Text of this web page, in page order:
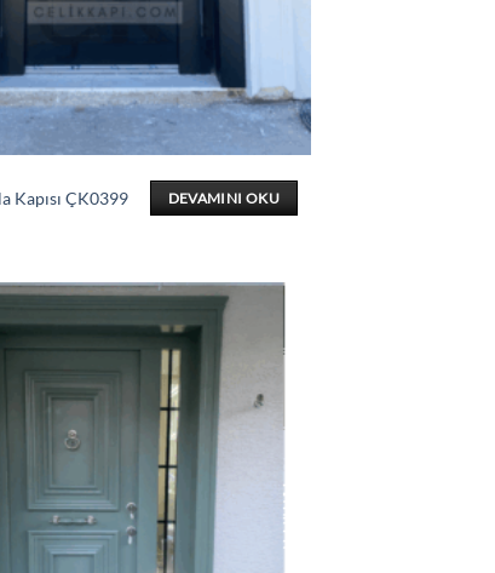
Kapısı ÇK0399 DEVAMINI OKU